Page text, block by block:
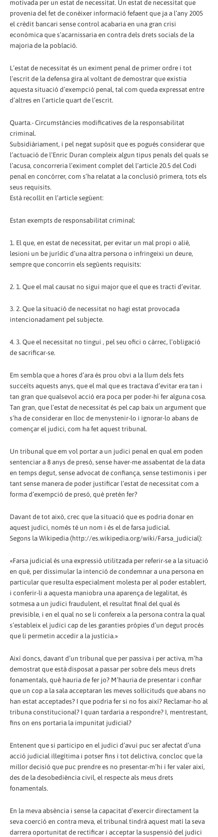
motivada per un estat de necessitat. Un estat de necessitat que
provenia del fet de conèixer informació fefaent que ja a l’any 2005
el crèdit bancari sense control acabaria en una gran crisi
econòmica que s’acarnissaria en contra dels drets socials de la
majoria de la població.
L’estat de necessitat és un eximent penal de primer ordre i tot
l’escrit de la defensa gira al voltant de demostrar que existia
aquesta situació d’exempció penal, tal com queda expressat entre
d’altres en l’article quart de l’escrit.
Quarta.- Circumstàncies modificatives de la responsabilitat
criminal.
Subsidiàriament, i pel negat supòsit que es pogués considerar que
l’actuació de l’Enric Duran compleix algun tipus penals del quals se
l’acusa, concorreria l’eximent complet del l’article 20.5 del Codi
penal en concórrer, com s’ha relatat a la conclusió primera, tots els
seus requisits.
Està recollit en l’article següent:
Estan exempts de responsabilitat criminal:
1. El que, en estat de necessitat, per evitar un mal propi o aliè,
lesioni un be jurídic d’una altra persona o infringeixi un deure,
sempre que concorrin els següents requisits:
2. 1. Que el mal causat no sigui major que el que es tracti d’evitar.
3. 2. Que la situació de necessitat no hagi estat provocada
intencionadament pel subjecte.
4. 3. Que el necessitat no tingui , pel seu ofici o càrrec, l’obligació
de sacrificar-se.
Em sembla que a hores d’ara és prou obvi a la llum dels fets
succeïts aquests anys, que el mal que es tractava d’evitar era tan i
tan gran que qualsevol acció era poca per poder-hi fer alguna cosa.
Tan gran, que l’estat de necessitat és pel cap baix un argument que
s’ha de considerar en lloc de menystenir-lo i ignorar-lo abans de
començar el judici, com ha fet aquest tribunal.
Un tribunal que em vol portar a un judici penal en qual em poden
sentenciar a 8 anys de presó, sense haver-me assabentat de la data
en temps degut, sense advocat de confiança, sense testimonis i per
tant sense manera de poder justificar l’estat de necessitat com a
forma d’exempció de presó, què pretén fer?
Davant de tot això, crec que la situació que es podria donar en
aquest judici, només té un nom i és el de farsa judicial.
Segons la Wikipedia (http://es.wikipedia.org/wiki/Farsa_judicial):
«Farsa judicial és una expressió utilitzada per referir-se a la situació
en què, per dissimular la intenció de condemnar a una persona en
particular que resulta especialment molesta per al poder establert,
i conferir-li a aquesta maniobra una aparença de legalitat, és
sotmesa a un judici fraudulent, el resultat final del qual és
previsible, i en el qual no se li confereix a la persona contra la qual
s’estableix el judici cap de les garanties pròpies d’un degut procés
que li permetin accedir a la justícia.»
Així doncs, davant d’un tribunal que per passiva i per activa, m’ha
demostrat que està disposat a passar per sobre dels meus drets
fonamentals, què hauria de fer jo? M’hauria de presentar i confiar
que un cop a la sala acceptaran les meves sol·licituds que abans no
han estat acceptades? I que podria fer si no fos així? Reclamar-ho al
tribuna constitucional? I quan tardaria a respondre? I, mentrestant,
fins on ens portaria la impunitat judicial?
Entenent que si participo en el judici d’avui puc ser afectat d’una
acció judicial il·legítima i potser fins i tot delictiva, concloc que la
millor decisió que puc prendre es no presentar-m’hi i fer valer així,
des de la desobediència civil, el respecte als meus drets
fonamentals.
En la meva absència i sense la capacitat d’exercir directament la
seva coerció en contra meva, el tribunal tindrà aquest matí la seva
darrera oportunitat de rectificar i acceptar la suspensió del judici